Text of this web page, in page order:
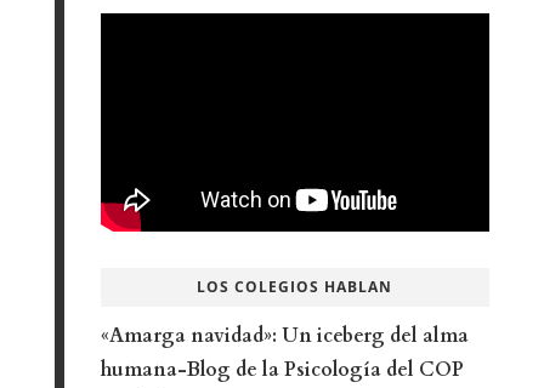
LOS COLEGIOS HABLAN
«Amarga navidad»: Un iceberg del alma
humana-Blog de la Psicología del COP